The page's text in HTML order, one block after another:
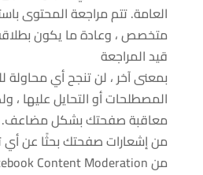
العامة. تتم مراجعة المحتوى
متخصص ، وعادة ما يكون
قيد المراجعة
بمعنى آخر ، لن تنجح أي محاولة
المصطلحات أو التحايل عليها ،
معاقبة صفحتك بشكل مضاعف.
من إشعارات صفحتك بحثًا عن أي
من Facebook Content Moderation.